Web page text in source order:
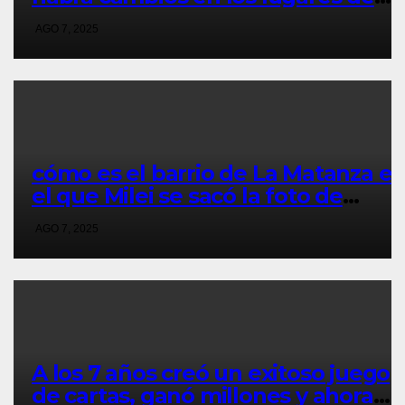
votación en La Matanza
AGO 7, 2025
cómo es el barrio de La Matanza
el que Milei se sacó la foto de
lanzamiento de campaña en
AGO 7, 2025
A los 7 años creó un exitoso juego
de cartas, ganó millones y ahora